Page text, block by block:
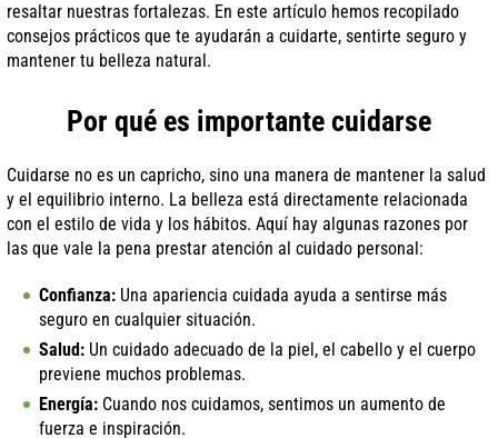
resaltar nuestras fortalezas. En este artículo hemos recopilado
consejos prácticos que te ayudarán a cuidarte, sentirte seguro y
mantener tu belleza natural.
Por qué es importante cuidarse
Cuidarse no es un capricho, sino una manera de mantener la salud
y el equilibrio interno. La belleza está directamente relacionada
con el estilo de vida y los hábitos. Aquí hay algunas razones por
las que vale la pena prestar atención al cuidado personal:
Confianza: Una apariencia cuidada ayuda a sentirse más
seguro en cualquier situación.
Salud: Un cuidado adecuado de la piel, el cabello y el cuerpo
previene muchos problemas.
Energía: Cuando nos cuidamos, sentimos un aumento de
fuerza e inspiración.